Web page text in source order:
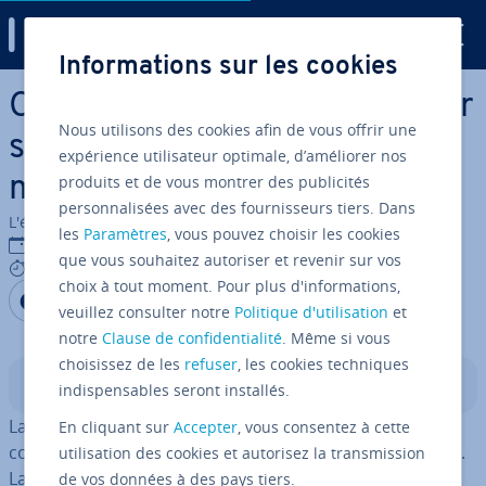
Aller au contenu principal
Couche transport : tout savoir
sur le quatrième niveau du
modèle OSI
L'équipe édi­to­riale IONOS
21/03/2023
6 mins
Partager sur Facebook
Partager sur Twitter
Partager sur LinkedIn
Sommaire
La couche transport OSI récupère les données de la
couche session et transfère celles-ci à la couche réseau.
La couche transport garantit la com­mu­ni­ca­tion
Informations sur les cookies
Nous utilisons des cookies afin de vous offrir une
expérience utilisateur optimale, d’améliorer nos
produits et de vous montrer des publicités
personnalisées avec des fournisseurs tiers. Dans
les Paramètres, vous pouvez choisir les cookies
que vous souhaitez autoriser et revenir sur vos
choix à tout moment. Pour plus d'informations,
veuillez consulter notre Politique d'utilisation et
notreClause de confidentialité. Même si vous
choisissez de les refuser, les cookies techniques
indispensables seront installés.
En cliquant surAccepter, vous consentez à cette
utilisation des cookies et autorisez la transmission
de vos données à des pays tiers.